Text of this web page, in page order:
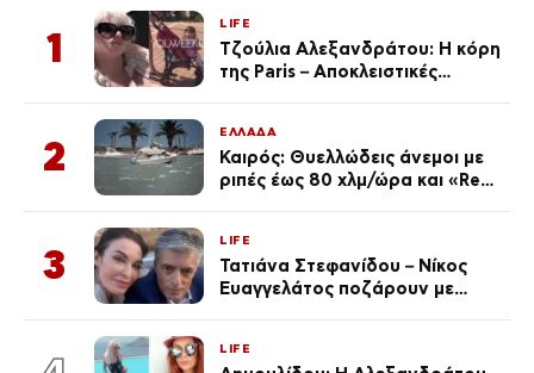
1
LIFE
Τζούλια Αλεξανδράτου: Η κόρη
της Paris – Αποκλειστικές
2
ΕΛΛΑΔΑ
Καιρός: Θυελλώδεις άνεμοι με
ριπές έως 80 χλμ/ώρα και «Red
3
LIFE
Τατιάνα Στεφανίδου – Νίκος
Ευαγγελάτος ποζάρουν με
LIFE